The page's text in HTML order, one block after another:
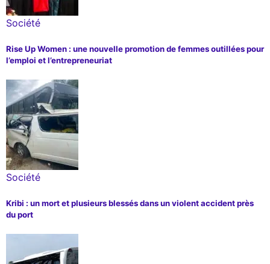
Société
Rise Up Women : une nouvelle promotion de femmes outillées pour
l’emploi et l’entrepreneuriat
Société
Kribi : un mort et plusieurs blessés dans un violent accident près
du port